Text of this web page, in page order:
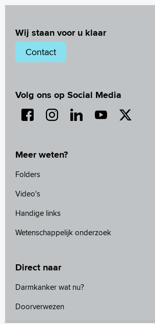
Wij staan voor u klaar
Contact
Volg ons op Social Media
Meer weten?
Folders
Video's
Handige links
Wetenschappelijk onderzoek
Direct naar
Darmkanker wat nu?
Doorverwezen